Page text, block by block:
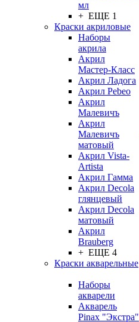
мл
+ ЕЩЕ 1
Краски акриловые
Наборы
акрила
Акрил
Мастер-Класс
Акрил Ладога
Акрил Pebeo
Акрил
Малевичъ
Акрил
Малевичъ
матовый
Акрил Vista-
Artista
Акрил Гамма
Акрил Decola
глянцевый
Акрил Decola
матовый
Акрил
Brauberg
+ ЕЩЕ 4
Краски акварельные
Наборы
акварели
Акварель
Pinax "Экстра"